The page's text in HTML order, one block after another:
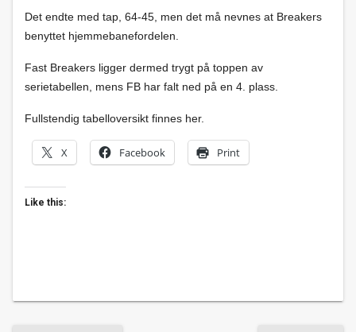
Det endte med tap, 64-45, men det må nevnes at Breakers
benyttet hjemmebanefordelen.
Fast Breakers ligger dermed trygt på toppen av
serietabellen, mens FB har falt ned på en 4. plass.
Fullstendig tabelloversikt finnes her.
X Facebook Print
Like this: